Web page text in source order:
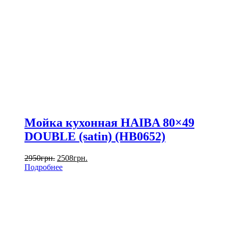
Мойка кухонная HAIBA 80×49
DOUBLE (satin) (HB0652)
2950грн. 2508грн.
Подробнее